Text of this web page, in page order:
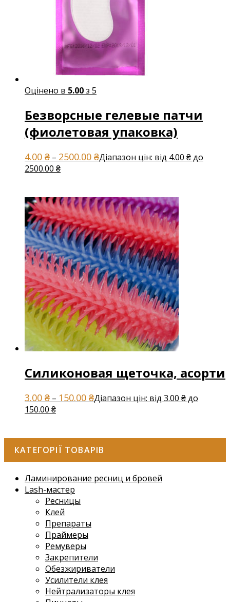
Оцінено в 5.00з 5
Безворсные гелевые патчи
(фиолетовая упаковка)
4.00 ₴ – 2500.00 ₴Діапазон цін: від 4.00 ₴ до
2500.00 ₴
Силиконовая щеточка, асорти
3.00 ₴ – 150.00 ₴Діапазон цін: від 3.00 ₴ до
150.00 ₴
КАТЕГОРІЇ ТОВАРІВ
Ламинирование ресниц и бровей
Lash-мастер
Ресницы
Клей
Препараты
Праймеры
Ремуверы
Закрепители
Обезжириватели
Усилители клея
Нейтрализаторы клея